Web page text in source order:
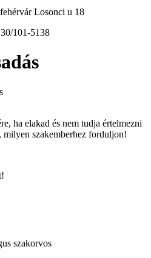
Losonci u 18
101-5138
ha elakad és nem tudja értelmezni
szakemberhez forduljon!
szakorvos